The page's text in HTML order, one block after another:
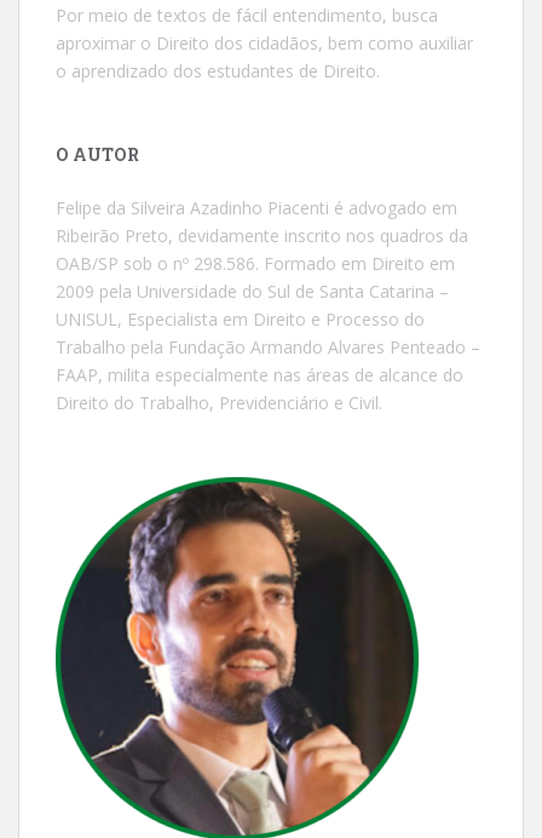
Por meio de textos de fácil entendimento, busca
aproximar o Direito dos cidadãos, bem como auxiliar
o aprendizado dos estudantes de Direito.
O AUTOR
Felipe da Silveira Azadinho Piacenti é advogado em
Ribeirão Preto, devidamente inscrito nos quadros da
OAB/SP sob o nº 298.586. Formado em Direito em
2009 pela Universidade do Sul de Santa Catarina –
UNISUL, Especialista em Direito e Processo do
Trabalho pela Fundação Armando Alvares Penteado –
FAAP, milita especialmente nas áreas de alcance do
Direito do Trabalho, Previdenciário e Civil.